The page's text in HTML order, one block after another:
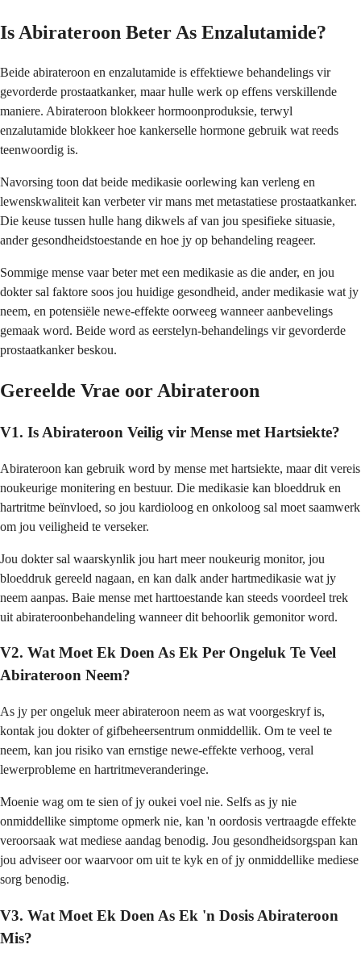
Is Abirateroon Beter As Enzalutamide?
Beide abirateroon en enzalutamide is effektiewe behandelings vir
gevorderde prostaatkanker, maar hulle werk op effens verskillende
maniere. Abirateroon blokkeer hormoonproduksie, terwyl
enzalutamide blokkeer hoe kankerselle hormone gebruik wat reeds
teenwoordig is.
Navorsing toon dat beide medikasie oorlewing kan verleng en
lewenskwaliteit kan verbeter vir mans met metastatiese prostaatkanker.
Die keuse tussen hulle hang dikwels af van jou spesifieke situasie,
ander gesondheidstoestande en hoe jy op behandeling reageer.
Sommige mense vaar beter met een medikasie as die ander, en jou
dokter sal faktore soos jou huidige gesondheid, ander medikasie wat jy
neem, en potensiële newe-effekte oorweeg wanneer aanbevelings
gemaak word. Beide word as eerstelyn-behandelings vir gevorderde
prostaatkanker beskou.
Gereelde Vrae oor Abirateroon
V1. Is Abirateroon Veilig vir Mense met Hartsiekte?
Abirateroon kan gebruik word by mense met hartsiekte, maar dit vereis
noukeurige monitering en bestuur. Die medikasie kan bloeddruk en
hartritme beïnvloed, so jou kardioloog en onkoloog sal moet saamwerk
om jou veiligheid te verseker.
Jou dokter sal waarskynlik jou hart meer noukeurig monitor, jou
bloeddruk gereeld nagaan, en kan dalk ander hartmedikasie wat jy
neem aanpas. Baie mense met harttoestande kan steeds voordeel trek
uit abirateroonbehandeling wanneer dit behoorlik gemonitor word.
V2. Wat Moet Ek Doen As Ek Per Ongeluk Te Veel
Abirateroon Neem?
As jy per ongeluk meer abirateroon neem as wat voorgeskryf is,
kontak jou dokter of gifbeheersentrum onmiddellik. Om te veel te
neem, kan jou risiko van ernstige newe-effekte verhoog, veral
lewerprobleme en hartritmeveranderinge.
Moenie wag om te sien of jy oukei voel nie. Selfs as jy nie
onmiddellike simptome opmerk nie, kan 'n oordosis vertraagde effekte
veroorsaak wat mediese aandag benodig. Jou gesondheidsorgspan kan
jou adviseer oor waarvoor om uit te kyk en of jy onmiddellike mediese
sorg benodig.
V3. Wat Moet Ek Doen As Ek 'n Dosis Abirateroon
Mis?